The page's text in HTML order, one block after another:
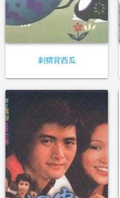
刺猬背西瓜